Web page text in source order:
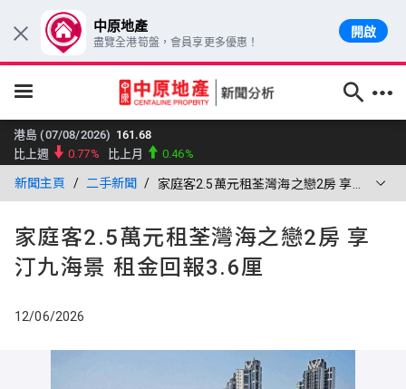
跳至主要內容
港島 (07/08/2026) 161.68
比上週
0.77% 比上月
0.46%
九龍 (07/08/2026)159.21
比上週
0.3% 比上月
1.19%
新界東 (07/08/2026)176.95
比上週
1.78% 比上月
2.4%
新界西 (07/08/2026) 142.7
大型單位領先指數 (07/08/2026)
新聞主頁 二手新聞 家庭客2.5萬元租荃灣海之戀2房 享汀九海
家庭客2.5萬元租荃灣海之戀2房 享
汀九海景 租金回報3.6厘
12/06/2026
× 中原地產
盡覽全港筍盤，會員享更多優惠！
開啟